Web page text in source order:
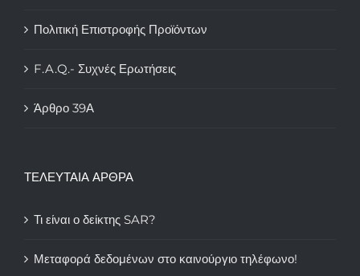
Πολιτική Επιστροφής Προϊόντων
F.A.Q.- Συχνές Ερωτήσεις
Άρθρο 39Α
ΤΕΛΕΥΤΑΙΑ ΑΡΘΡΑ
Τι είναι ο δείκτης SAR?
Μεταφορά δεδομένων στο καινούργιο τηλέφωνο!